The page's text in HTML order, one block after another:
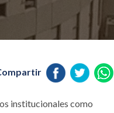
institucionales como